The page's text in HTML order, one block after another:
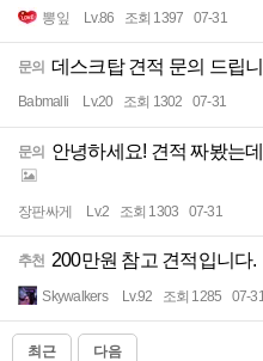
뽕잎 Lv.86 조회 1397 07-31
문의 데스크탑 견적 문의 드립
Babmalli Lv.20 조회 1302 07-31
문의 안녕하세요! 견적 짜봤는
장판싸게 Lv.2 조회 1303 07-31
추천 200만원 참고 견적입니다.
Skywalkers Lv.92 조회 1285 07-31
최근 다음